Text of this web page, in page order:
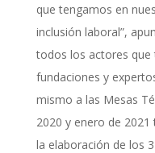
que tengamos en
inclusión laboral”,
todos los actores
fundaciones y
mismo a las Mesas
2020 y enero de
la elaboración de los